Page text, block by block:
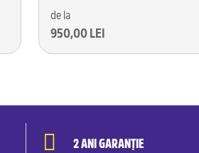
de la
950,00 LEI
2 ANI GARANȚIE